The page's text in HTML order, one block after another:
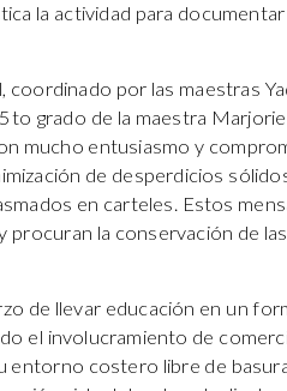
la actividad para documentar
por las maestras
grado de la maestra
mucho entusiasmo y
de desperdicios
en carteles. Estos
procuran la conservación de
de llevar educación en un
el involucramiento de
entorno costero libre de